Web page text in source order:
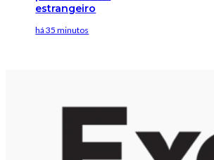
estrangeiro
há 35 minutos